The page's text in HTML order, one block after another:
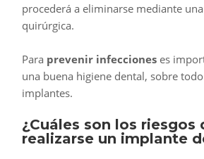
procederá a eliminarse mediante
quirúrgica.
Para prevenir infeccioneses
una buena higiene dental, sobre
implantes.
¿Cuáles son los riesgos
realizarse un implante